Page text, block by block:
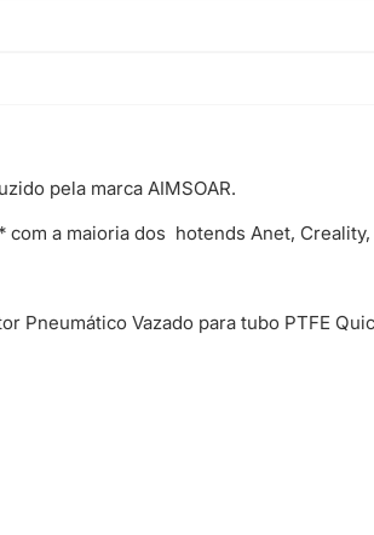
pela marca AIMSOAR.
com a maioria dos hotends Anet,
Pneumático Vazado para tubo PTFE